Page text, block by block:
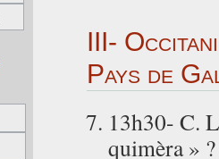
III-
Pays de
13h30- C.
quimèra » ?